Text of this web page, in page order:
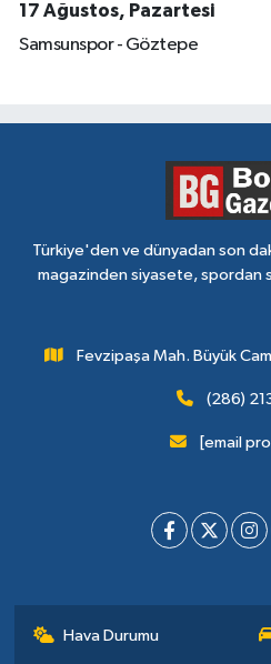
17 Ağustos, Pazartesi
Samsunspor - Göztepe
Türkiye'den ve dünyadan son
magazinden siyasete, spordan
Fevzipaşa Mah. Büyük
(286)
[email
Hava Durumu